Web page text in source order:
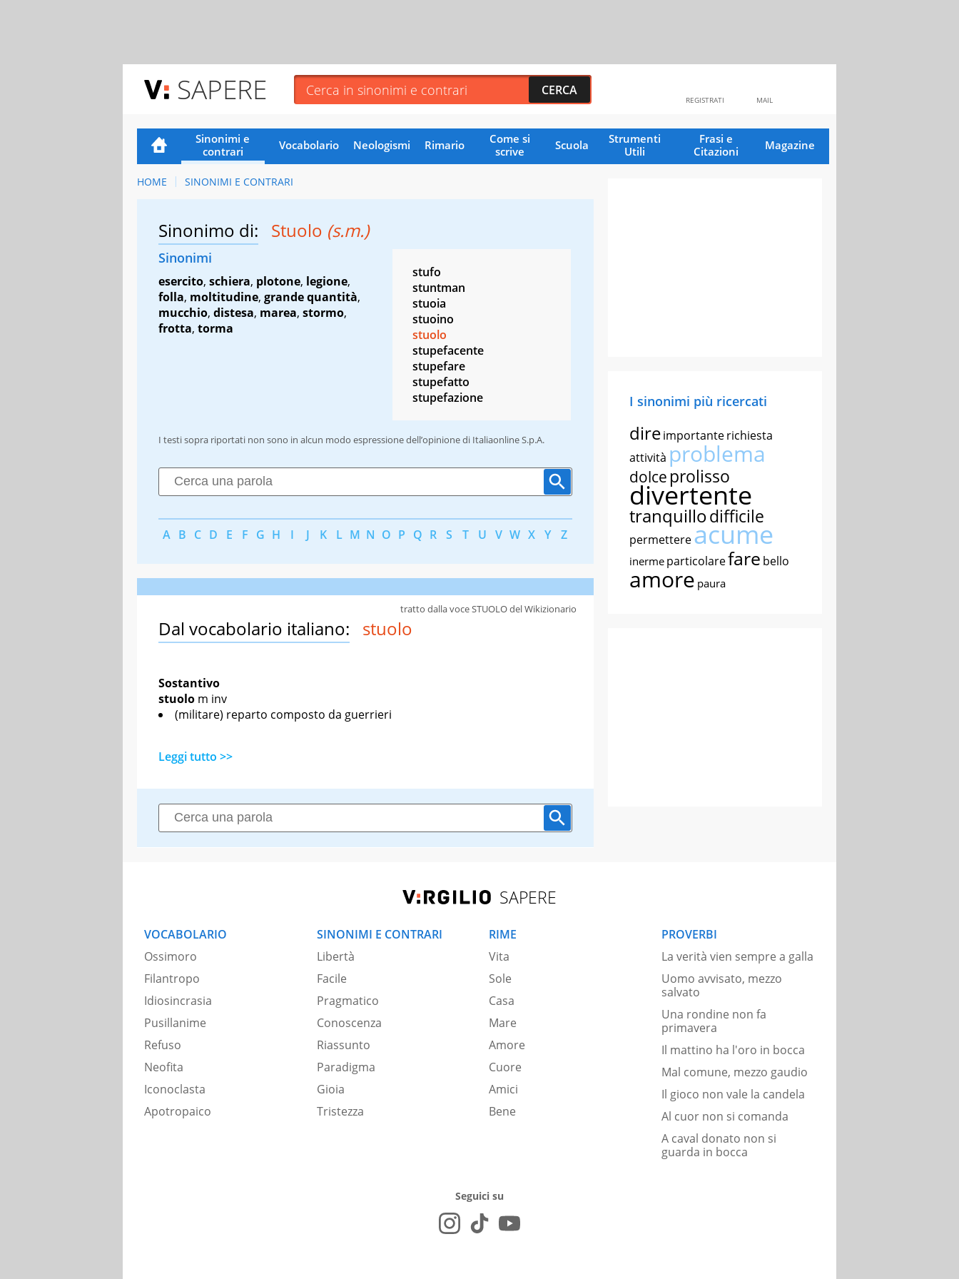
SAPERE MAIL
REGISTRATI
Sinonimi e
contrari
Vocabolario Neologismi Rimario
Come si
scrive
Scuola
Strumenti
Utili
Frasi e
Citazioni
Magazine
HOME SINONIMI E CONTRARI
Sinonimo di: Stuolo (s.m.)
Sinonimi
esercito, schiera, plotone, legione,
folla, moltitudine, grande quantità,
mucchio, distesa, marea, stormo,
frotta, torma
stufo
stuntman
stuoia
stuoino
stuolo
stupefacente
stupefare
stupefatto
stupefazione
I testi sopra riportati non sono in alcun modo espressione dell’opinione di Italiaonline S.p.A.
A B C D E F G H I J K L M N O P Q R S T U V W X Y Z
Dal vocabolario italiano: stuolo
Sostantivo
stuolo m inv
(militare) reparto composto da guerrieri
Leggi tutto >>
tratto dalla voce STUOLO del Wikizionario
I sinonimi più ricercati
direimportanterichiesta
attività problema
dolce prolisso
divertente
tranquillodifficile
permettereacume
inerme particolarefare bello
amore paura
SAPERE
VOCABOLARIO
Ossimoro
Filantropo
Idiosincrasia
Pusillanime
Refuso
Neofita
Iconoclasta
Apotropaico
SINONIMI E CONTRARI
Libertà
Facile
Pragmatico
Conoscenza
Riassunto
Paradigma
Gioia
Tristezza
RIME
Vita
Sole
Casa
Mare
Amore
Cuore
Amici
Bene
PROVERBI
La verità vien sempre a galla
Uomo avvisato, mezzo
salvato
Una rondine non fa
primavera
Il mattino ha l'oro in bocca
Mal comune, mezzo gaudio
Il gioco non vale la candela
Al cuor non si comanda
A caval donato non si
guarda in bocca
Seguici su